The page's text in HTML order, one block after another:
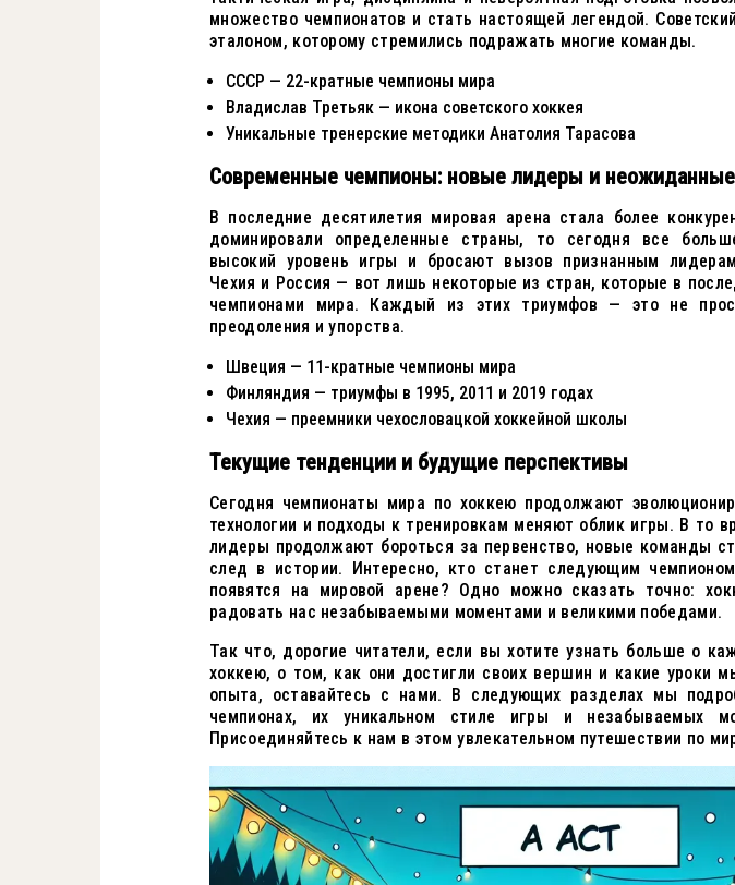
множество чемпионатов и стать настоящей легендой.
эталоном, которому стремились подражать многие команды.
СССР — 22-кратные чемпионы мира
Владислав Третьяк — икона советского хоккея
Уникальные тренерские методики Анатолия Тарасова
Современные чемпионы: новые лидеры и
В последние десятилетия мировая арена стала более
доминировали определенные страны, то сегодня все
высокий уровень игры и бросают вызов признанным
Чехия и Россия — вот лишь некоторые из стран, которые в
чемпионами мира. Каждый из этих триумфов — это не
преодоления и упорства.
Швеция — 11-кратные чемпионы мира
Финляндия — триумфы в 1995, 2011 и 2019 годах
Чехия — преемники чехословацкой хоккейной школы
Текущие тенденции и будущие перспективы
Сегодня чемпионаты мира по хоккею продолжают
технологии и подходы к тренировкам меняют облик игры. В то
лидеры продолжают бороться за первенство, новые команды
след в истории. Интересно, кто станет следующим
появятся на мировой арене? Одно можно сказать точно:
радовать нас незабываемыми моментами и великими победами.
Так что, дорогие читатели, если вы хотите узнать больше о
хоккею, о том, как они достигли своих вершин и какие уроки
опыта, оставайтесь с нами. В следующих разделах мы
чемпионах, их уникальном стиле игры и незабываемых
Присоединяйтесь к нам в этом увлекательном путешествии по